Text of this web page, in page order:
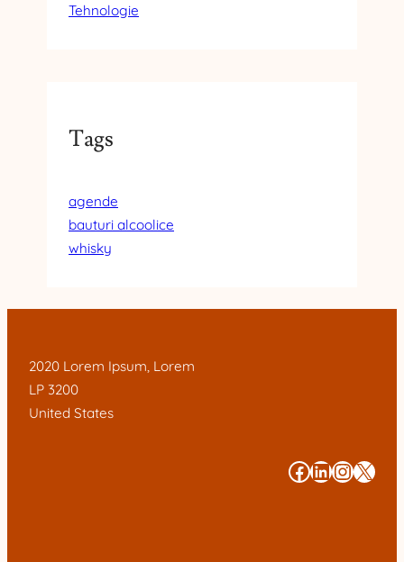
Tehnologie
Tags
agende
bauturi alcoolice
whisky
2020 Lorem Ipsum, Lorem
LP 3200
United States
# # # #